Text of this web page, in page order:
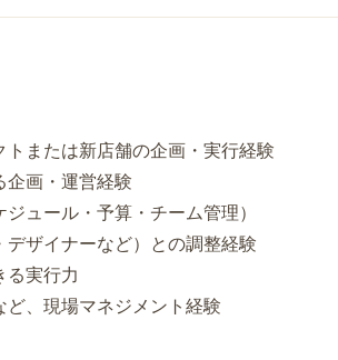
または新店舗の企画・実行経験
企画・運営経験
ュール・予算・チーム管理）
ザイナーなど）との調整経験
る実行力
、現場マネジメント経験